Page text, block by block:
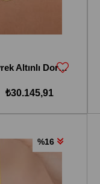
22 Ayar Çeyrek Altınlı Dorika Toplu Kolye
₺30.145,91
%16